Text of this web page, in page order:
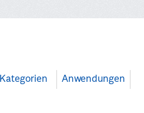
Kategorien Anwendungen